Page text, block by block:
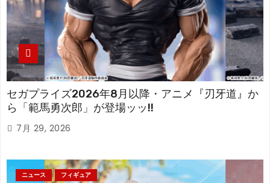
セガプライズ2026年8月以降・アニメ『刃牙道』か
ら「範馬勇次郎」が登場ッッ!!
7月 29, 2026
ニュース フィギュア